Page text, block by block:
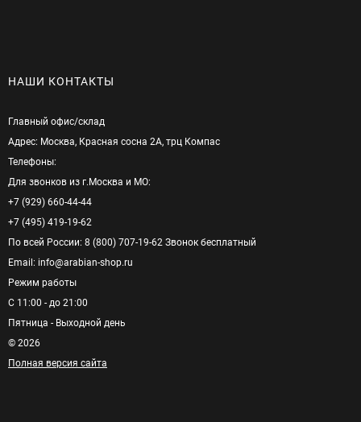
НАШИ КОНТАКТЫ
Главный офис/cклад
Адрес: Москва, Красная сосна 2А, трц Компас
Телефоны:
Для звонков из г.Москва и МО:
+7 (929) 660-44-44
+7 (495) 419-19-62
По всей России: 8 (800) 707-19-62 Звонок бесплатный
Email: info@arabian-shop.ru
Режим pаботы
С 11:00 - до 21:00
Пятница - Выходной день
© 2026
Полная версия сайта